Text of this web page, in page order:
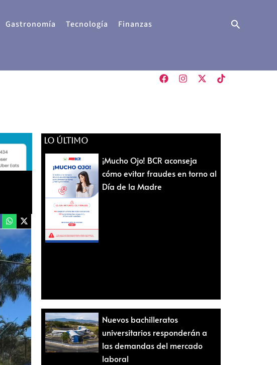
Gastronomía Tecnología Finanzas Buscar
LO ÚLTIMO
¡Mucho Ojo! BCR aconseja
cómo evitar fraudes en torno al
Día de la Madre
Nuevos bachilleratos
universitarios responderán a
las demandas del mercado
laboral